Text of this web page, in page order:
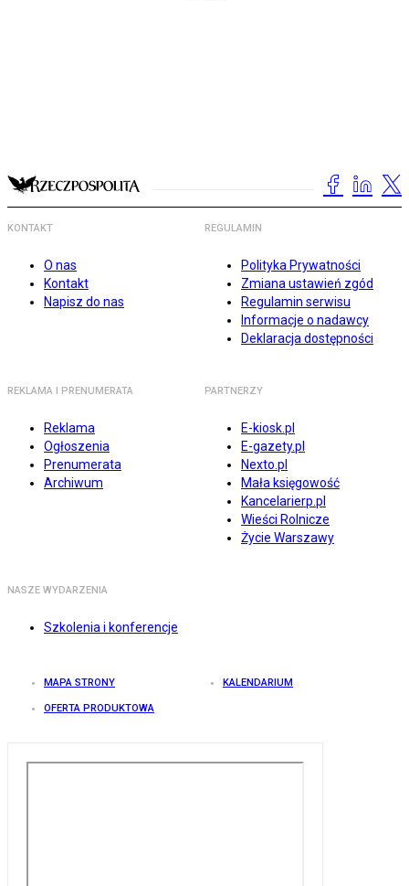
KONTAKT
O nas
Kontakt
Napisz do nas
REGULAMIN
Polityka Prywatności
Zmiana ustawień zgód
Regulamin serwisu
Informacje o nadawcy
Deklaracja dostępności
REKLAMA I PRENUMERATA
Reklama
Ogłoszenia
Prenumerata
Archiwum
PARTNERZY
E-kiosk.pl
E-gazety.pl
Nexto.pl
Mała księgowość
Kancelarierp.pl
Wieści Rolnicze
Życie Warszawy
NASZE WYDARZENIA
Szkolenia i konferencje
MAPA STRONY KALENDARIUM
OFERTA PRODUKTOWA